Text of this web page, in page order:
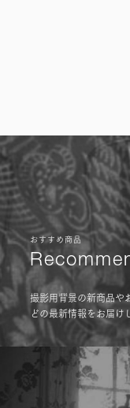
おすすめ商品
撮影用背景の新商品や
どの最新情報をお届け